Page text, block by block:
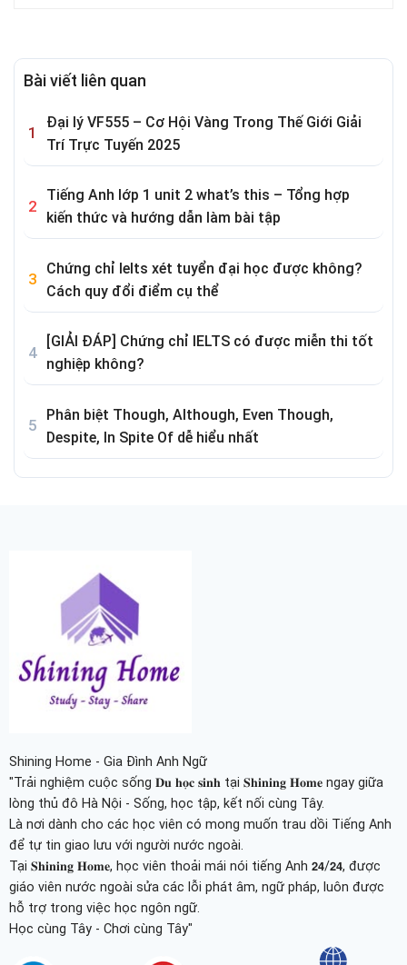
Bài viết liên quan
Đại lý VF555 – Cơ Hội Vàng Trong Thế Giới Giải
Trí Trực Tuyến 2025
Tiếng Anh lớp 1 unit 2 what’s this – Tổng hợp
kiến thức và hướng dẫn làm bài tập
Chứng chỉ Ielts xét tuyển đại học được không?
Cách quy đổi điểm cụ thể
[GIẢI ĐÁP] Chứng chỉ IELTS có được miễn thi tốt
nghiệp không?
Phân biệt Though, Although, Even Though,
Despite, In Spite Of dễ hiểu nhất
Shining Home - Gia Đình Anh Ngữ
"Trải nghiệm cuộc sống 𝐃𝐮 𝐡𝐨̣𝐜 𝐬𝐢𝐧𝐡 tại 𝐒𝐡𝐢𝐧𝐢𝐧𝐠 𝐇𝐨𝐦𝐞 ngay giữa
lòng thủ đô Hà Nội - Sống, học tập, kết nối cùng Tây.
Là nơi dành cho các học viên có mong muốn trau dồi Tiếng Anh
để tự tin giao lưu với người nước ngoài.
Tại 𝐒𝐡𝐢𝐧𝐢𝐧𝐠 𝐇𝐨𝐦𝐞, học viên thoải mái nói tiếng Anh 𝟮𝟰/𝟮𝟰, được
giáo viên nước ngoài sửa các lỗi phát âm, ngữ pháp, luôn được
hỗ trợ trong việc học ngôn ngữ.
Học cùng Tây - Chơi cùng Tây"